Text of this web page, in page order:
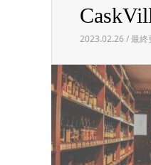
CaskVillage_Image6
2023.02.26 / 最